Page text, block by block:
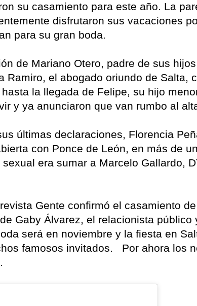
su casamiento para este año. La
disfrutaron sus vacaciones
para su gran boda.
de Mariano Otero, padre de sus
Ramiro, el abogado oriundo de Salta,
la llegada de Felipe, su hijo
y ya anunciaron que van rumbo al
últimas declaraciones, Florencia
con Ponce de León, en más de
era sumar a Marcelo Gallardo,
Gente confirmó el casamiento
Gaby Álvarez, el relacionista público
será en noviembre y la fiesta en
famosos invitados. Por ahora los